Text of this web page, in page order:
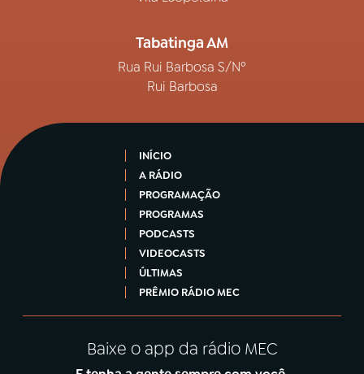
Tabatinga AM
Rua Rui Barbosa S/Nº
Rui Barbosa
INÍCIO
A RÁDIO
PROGRAMAÇÃO
PROGRAMAS
PODCASTS
VIDEOCASTS
ÚLTIMAS
PRÊMIO RÁDIO MEC
Baixe o app da rádio MEC